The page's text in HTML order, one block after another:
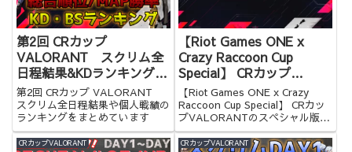
第2回 CRカップ
VALORANT スクリム全
日程結果&KDランキングま
とめ
第2回 CRカップ VALORANT
スクリム全日程結果や個人戦績の
ランキングをまとめています
【Riot Games ONE x
Crazy Raccoon Cup
Special】 CRカップ
VALORANTのスペシャル
版 出場者と概要
【Riot Games ONE x Crazy
Raccoon Cup Special】 CRカッ
プVALORANTのスペシャル版の
出場者と概要をまとめてみました
CRカップVALORANT CRカップVALORANT